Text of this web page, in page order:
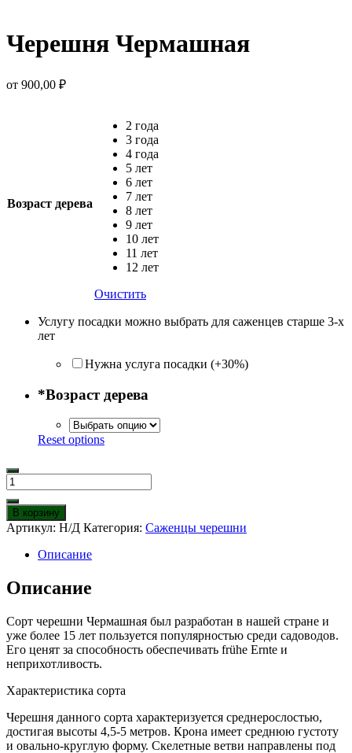
Черешня Чермашная
от 900,00 ₽
Возраст дерева
2 года
3 года
4 года
5 лет
6 лет
7 лет
8 лет
9 лет
10 лет
11 лет
12 лет
Очистить
Услугу посадки можно выбрать для саженцев старше 3-х
лет
Нужна услуга посадки (+30%)
*Возраст дерева
Reset options
Количество
товара
Черешня
Чермашная
В корзину
Артикул: Н/Д Категория: Саженцы черешни
Описание
Описание
Сорт черешни Чермашная был разработан в нашей стране и
уже более 15 лет пользуется популярностью среди садоводов.
Его ценят за способность обеспечивать frühe Ernte и
неприхотливость.
Характеристика сорта
Черешня данного сорта характеризуется среднерослостью,
достигая высоты 4,5-5 метров. Крона имеет среднюю густоту
и овально-круглую форму. Скелетные ветви направлены под